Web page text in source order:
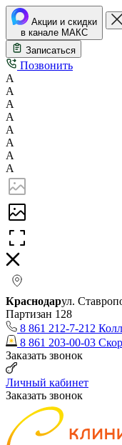
Акции и скидки
в канале МАКС
Записаться
Позвонить
А
А
А
А
А
А
А
А
Краснодарул.
Партизан 128
8 861 212-7-212
8 861 203-00-03
Заказать звонок
Личный кабинет
Заказать звонок